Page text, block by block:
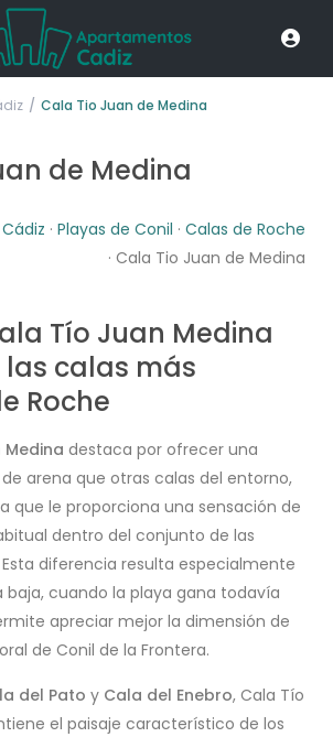
Cala Tio Juan de Medina
de Medina
· Playas de Conil · Calas de Roche
· Cala Tio Juan de Medina
Tío Juan Medina
las calas más
Roche
destaca por ofrecer una
arena que otras calas del entorno,
que le proporciona una sensación de
dentro del conjunto de las
Esta diferencia resulta especialmente
baja, cuando la playa gana todavía
apreciar mejor la dimensión de
de Conil de la Frontera.
del Pato y Cala del Enebro, Cala Tío
el paisaje característico de los